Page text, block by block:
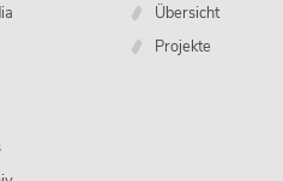
Übersicht
Projekte